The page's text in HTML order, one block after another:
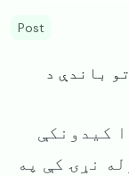
Post
باندې د
کیدونکې
نړۍ کې په